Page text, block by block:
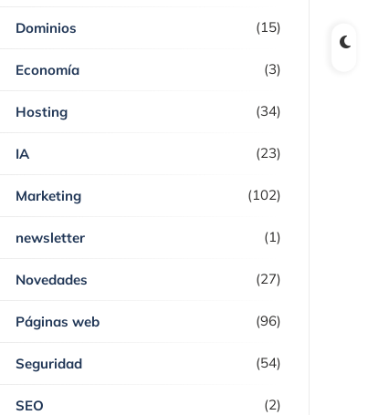
Dominios (15)
Economía (3)
Hosting (34)
IA (23)
Marketing (102)
newsletter (1)
Novedades (27)
Páginas web (96)
Seguridad (54)
SEO (2)